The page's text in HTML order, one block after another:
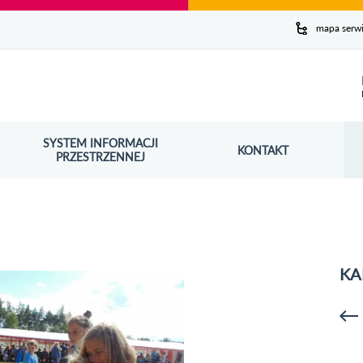
mapa
SYSTEM INFORMACJI
PRZESTRZENNEJ
OTWORZY SIĘ W NOWYM OKNIE KONTAKT